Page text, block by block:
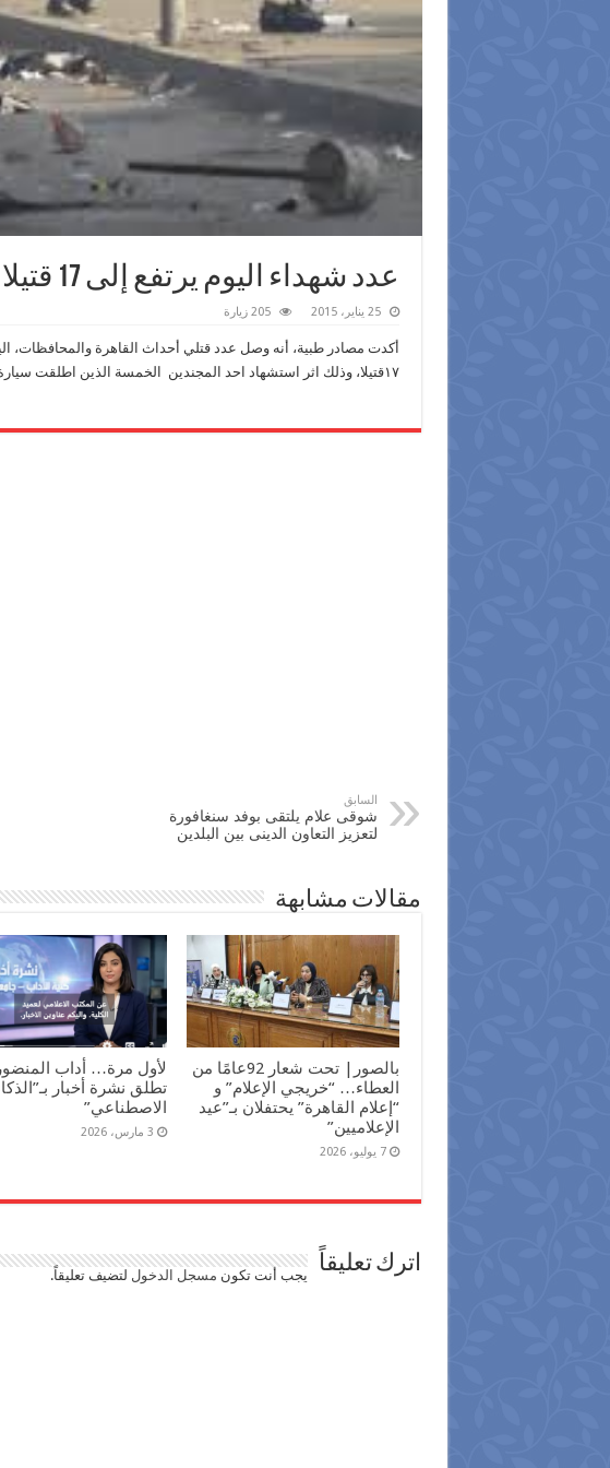
عدد شهداء اليوم يرتفع إلى 17 قتيلا
25 يناير، 2015 205 زيارة
١٧قتيلا، وذلك اثر استشهاد احد المجندين الخمسة الذين اطلقت سيارة مجهولة عليهم النار الليلة.
السابق
شوقى علام يلتقى بوفد سنغافورة
لتعزيز التعاون الدينى بين البلدين
مقالات مشابهة
بالصور| تحت شعار 92عامًا من
العطاء… “خريجي الإعلام” و
“إعلام القاهرة” يحتفلان بـ”عيد
الإعلاميين”
7 يوليو، 2026
لأول مرة… أداب
تطلق نشرة أخبار
الاصطناعي”
3 مارس، 2026
اترك تعليقاً يجب أنت تكون مسجل الدخول لتضيف تعليقاً.